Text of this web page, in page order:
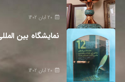
20 آبان 1402
نمایشگاه بین المللی
20 آبان 1402